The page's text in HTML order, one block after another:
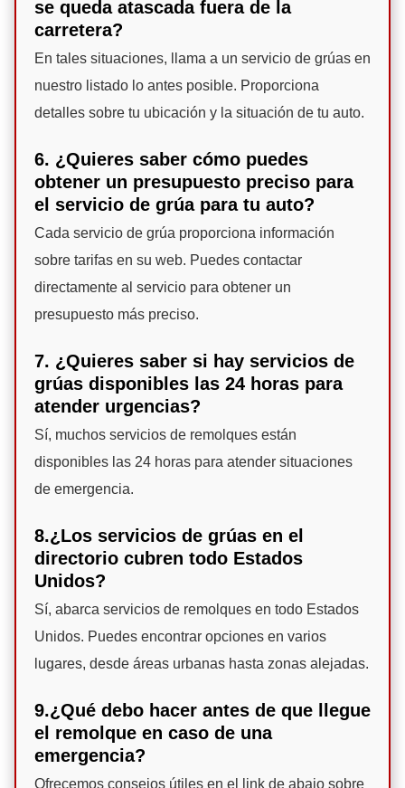
se queda atascada fuera de la
carretera?
En tales situaciones, llama a un servicio de grúas en
nuestro listado lo antes posible. Proporciona
detalles sobre tu ubicación y la situación de tu auto.
6. ¿Quieres saber cómo puedes
obtener un presupuesto preciso para
el servicio de grúa para tu auto?
Cada servicio de grúa proporciona información
sobre tarifas en su web. Puedes contactar
directamente al servicio para obtener un
presupuesto más preciso.
7. ¿Quieres saber si hay servicios de
grúas disponibles las 24 horas para
atender urgencias?
Sí, muchos servicios de remolques están
disponibles las 24 horas para atender situaciones
de emergencia.
8.¿Los servicios de grúas en el
directorio cubren todo Estados
Unidos?
Sí, abarca servicios de remolques en todo Estados
Unidos. Puedes encontrar opciones en varios
lugares, desde áreas urbanas hasta zonas alejadas.
9.¿Qué debo hacer antes de que llegue
el remolque en caso de una
emergencia?
Ofrecemos consejos útiles en el link de abajo sobre